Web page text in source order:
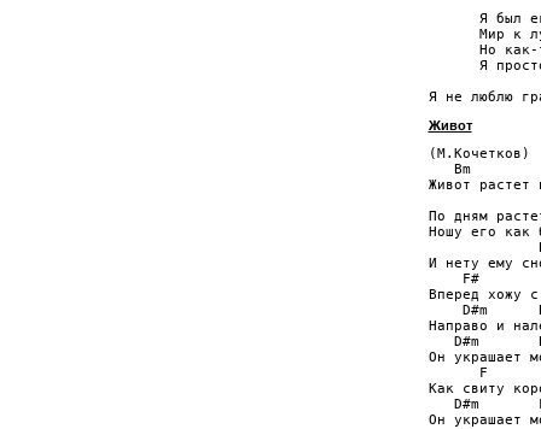
Я был
Мир к
Но
Я
Живот
(М.Кочетков)
   Bm
Живот растет
По дням
Ношу его как
И нету ему
F#
Вперед хожу
D#m
Направо и
D#m
Он украшает
F
Как свиту
D#m
Он украшает